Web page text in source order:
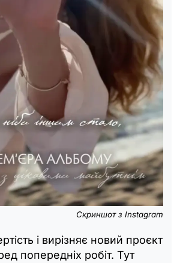
Скриншот з Instagram
і вирізняє новий проєкт
попередніх робіт. Тут